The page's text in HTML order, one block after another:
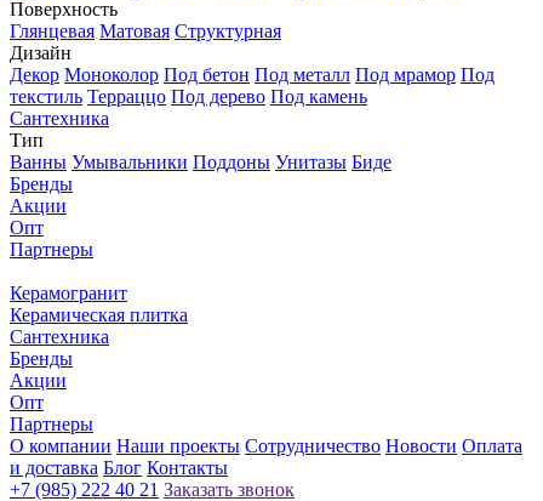
Поверхность
Глянцевая Матовая Структурная
Дизайн
Декор Моноколор Под бетон Под металл Под мрамор Под
текстиль Терраццо Под дерево Под камень
Сантехника
Тип
Ванны Умывальники Поддоны Унитазы Биде
Бренды
Акции
Опт
Партнеры
Керамогранит
Керамическая плитка
Сантехника
Бренды
Акции
Опт
Партнеры
О компании Наши проекты Сотрудничество Новости Оплата
и доставка Блог Контакты
+7 (985) 222 40 21 Заказать звонок